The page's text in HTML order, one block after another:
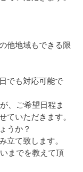
他地域もできる限
でも対応可能で
、ご希望日程ま
ていただきます。
うか？
立て致します。
までを教えて頂